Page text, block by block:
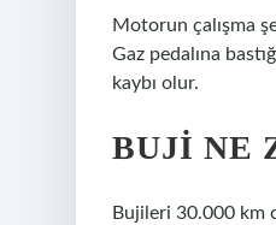
Motorun çalışma
Gaz pedalına
kaybı olur.
BUJI NE
Bujileri 30.000 km